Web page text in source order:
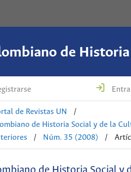
de Revistas UN
/
de Historia Social y de la
/ Núm. 35 (2008) /